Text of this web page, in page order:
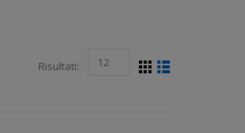
Risultati: